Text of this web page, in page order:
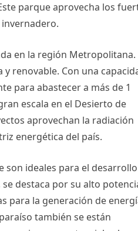
parque aprovecha los
en la región Metropolitana.
renovable. Con una
para abastecer a más de 1
escala en el Desierto de
aprovechan la radiación
energética del país.
son ideales para el
destaca por su alto
para la generación de
también se están